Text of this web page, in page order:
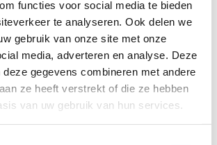
functies voor social media te bieden
te analyseren. Ook delen we
gebruik van onze site met onze
media, adverteren en analyse. Deze
deze gegevens combineren met andere
ze heeft verstrekt of die ze hebben
van uw gebruik van hun services.
praktische BHV-cursussen kun je terecht
de drie online cursussen volgen. Wanneer je
moet je ook nog een praktijkcursus
Bedrijfshulpverlening (BHV)